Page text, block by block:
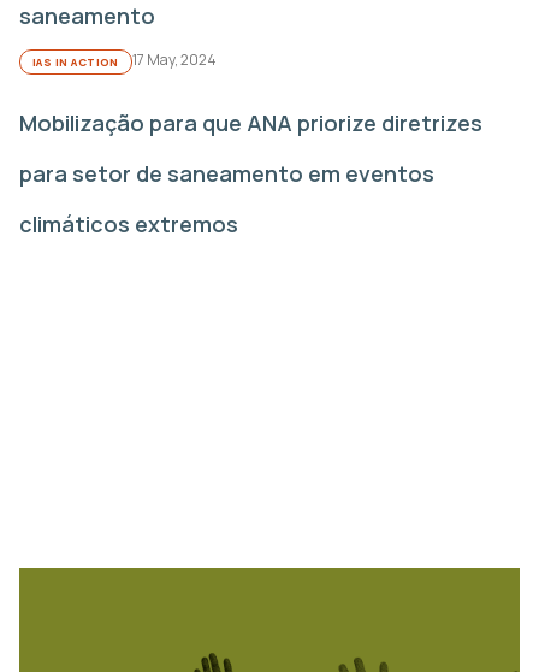
saneamento
IAS IN ACTION 17 May, 2024
Mobilização para que ANA priorize diretrizes
para setor de saneamento em eventos
climáticos extremos